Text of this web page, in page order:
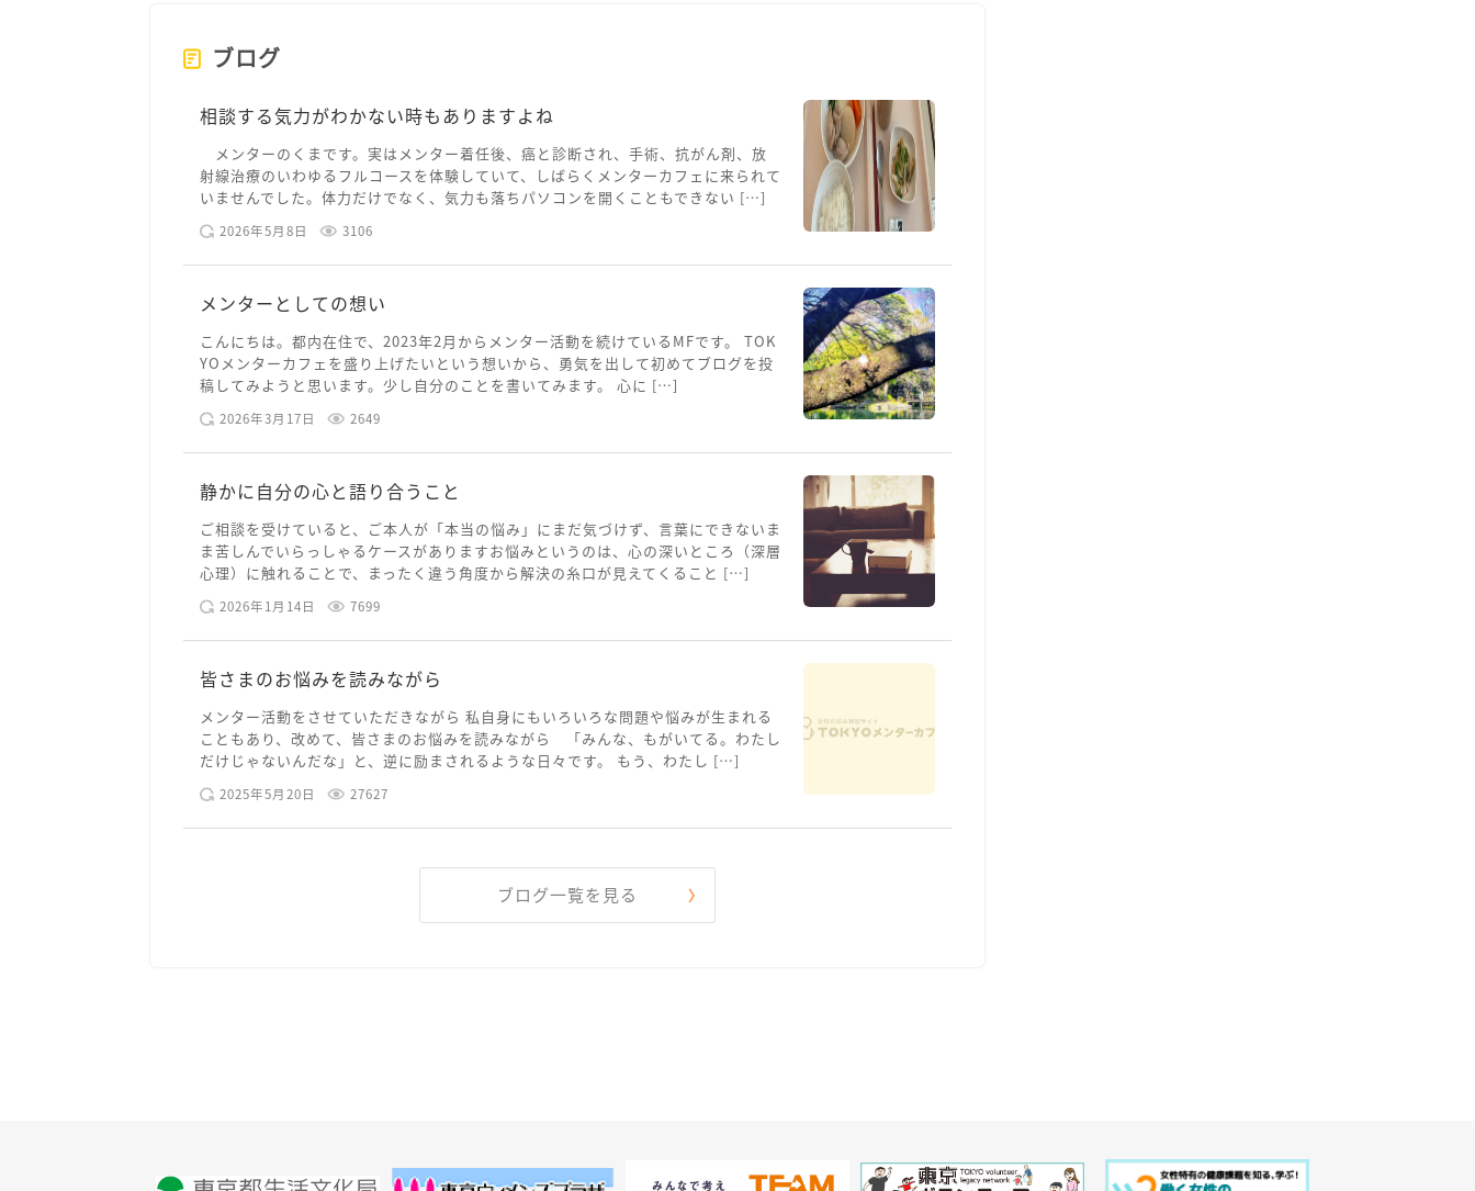
ブログ
相談する気力がわかない時もありますよね
メンターのくまです。実はメンター着任後、癌と診断され、手術、抗がん剤、放
射線治療のいわゆるフルコースを体験していて、しばらくメンターカフェに来られて
いませんでした。体力だけでなく、気力も落ちパソコンを開くこともできない […]
2026年5月8日 3106
メンターとしての想い
こんにちは。都内在住で、2023年2月からメンター活動を続けているMFです。 TOK
YOメンターカフェを盛り上げたいという想いから、勇気を出して初めてブログを投
稿してみようと思います。少し自分のことを書いてみます。 心に […]
2026年3月17日 2649
静かに自分の心と語り合うこと
ご相談を受けていると、ご本人が「本当の悩み」にまだ気づけず、言葉にできないま
ま苦しんでいらっしゃるケースがありますお悩みというのは、心の深いところ（深層
心理）に触れることで、まったく違う角度から解決の糸口が見えてくること […]
2026年1月14日 7699
皆さまのお悩みを読みながら
メンター活動をさせていただきながら 私自身にもいろいろな問題や悩みが生まれる
こともあり、改めて、皆さまのお悩みを読みながら 「みんな、もがいてる。わたし
だけじゃないんだな」と、逆に励まされるような日々です。 もう、わたし […]
2025年5月20日 27627
ブログ一覧を見る